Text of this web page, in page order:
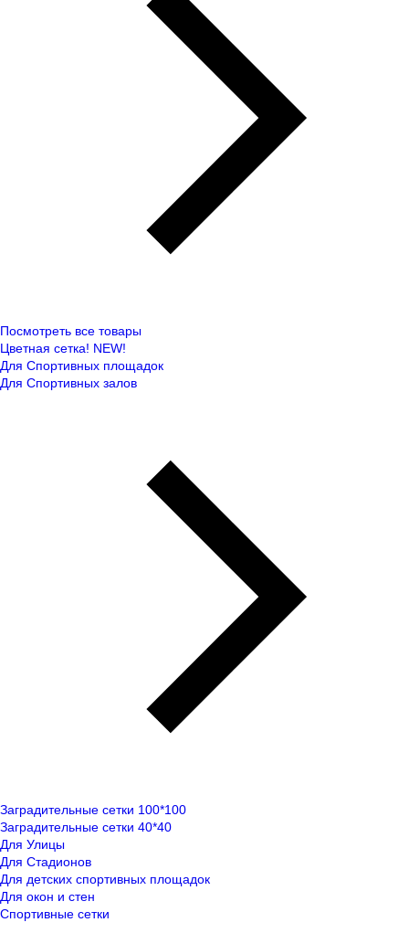
Посмотреть все товары
Цветная сетка! NEW!
Для Спортивных площадок
Для Спортивных залов
Заградительные сетки 100*100
Заградительные сетки 40*40
Для Улицы
Для Стадионов
Для детских спортивных площадок
Для окон и стен
Спортивные сетки